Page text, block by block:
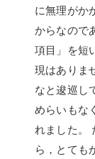
に無理がか
からなので
項目」を短
現はありま
なと逡巡し
めらいもな
れました。
ら，とても